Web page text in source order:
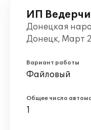
ИП
Донецкая
Донецк, Март
Вариант работы
Файловый
Общее число
1